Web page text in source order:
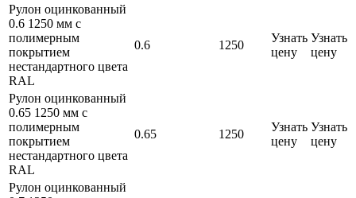
Рулон оцинкованный
0.6 1250 мм с
полимерным
покрытием
нестандартного цвета
RAL
0.6 1250
Узнать
цену
Узнать
цену
Рулон оцинкованный
0.65 1250 мм с
полимерным
покрытием
нестандартного цвета
RAL
0.65 1250
Узнать
цену
Узнать
цену
Рулон оцинкованный